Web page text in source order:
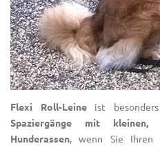
Flexi Roll-Leine ist
Spaziergänge mit
Hunderassen, wenn Sie Ihren